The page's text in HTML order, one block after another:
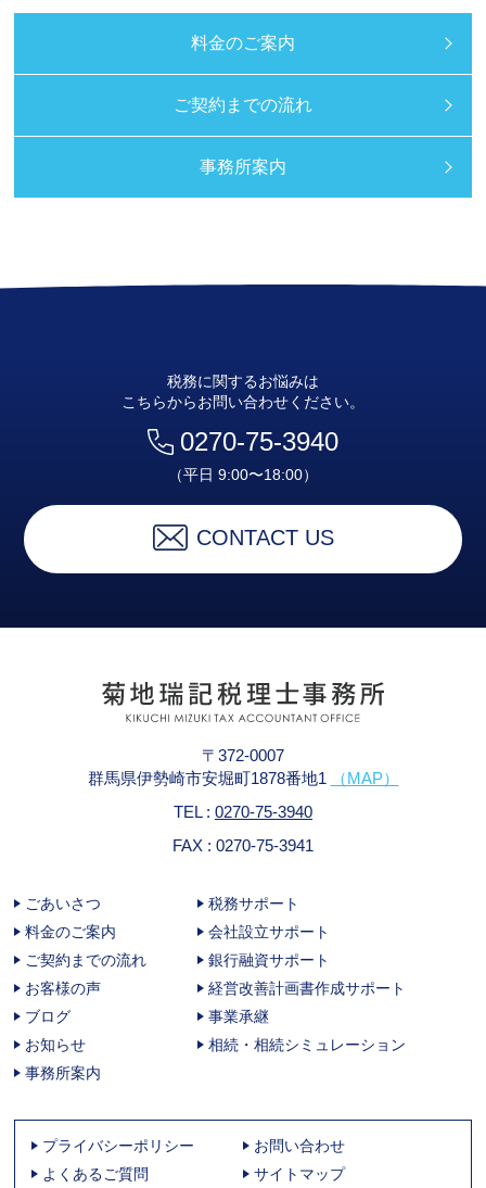
料金のご案内
ご契約までの流れ
事務所案内
税務に関するお悩みは
こちらからお問い合わせください。
0270-75-3940
（平日 9:00〜18:00）
CONTACT US
〒372-0007
群馬県伊勢崎市安堀町1878番地1
（MAP）
TEL : 0270-75-3940
FAX : 0270-75-3941
ごあいさつ
料金のご案内
ご契約までの流れ
お客様の声
ブログ
お知らせ
事務所案内
税務サポート
会社設立サポート
銀行融資サポート
経営改善計画書作成サポート
事業承継
相続・相続シミュレーション
プライバシーポリシー
お問い合わせ
よくあるご質問
サイトマップ